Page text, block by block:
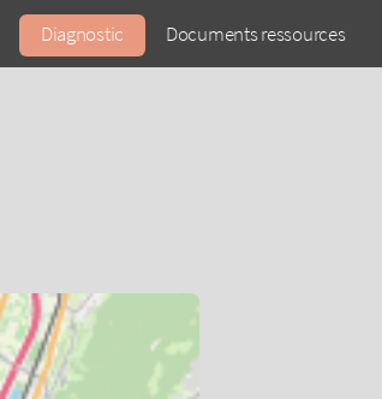
Diagnostic Documents ressources